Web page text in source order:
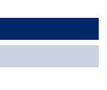
na dopravu a
uvedeno jinak.